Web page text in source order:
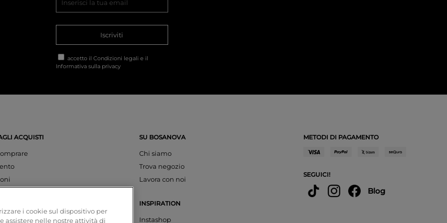
Iscriviti
accetto il Condizioni legali e il
Informativa sulla privacy
ACQUISTI SU BOSANOVA
Chi siamo
Trova negozio
Lavora con noi
INSPIRATION
Instashop
METODI DI PAGAMENTO
SEGUICI!
Blog
i cookie sul dispositivo per
assistere nelle nostre attività di